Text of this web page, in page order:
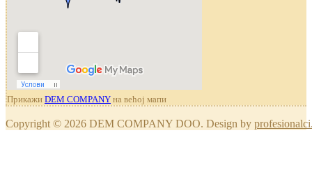
Прикажи DEM COMPANY на већој мапи
Copyright © 2026 DEM COMPANY DOO. Design by